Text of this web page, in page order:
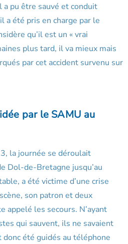
pu être sauvé et conduit
a été pris en charge par le
qu’il est un « vrai
plus tard, il va mieux mais
par cet accident survenu sur
par le SAMU au
la journée se déroulait
Dol-de-Bretagne jusqu’au
a été victime d’une crise
son patron et deux
appelé les secours. N’ayant
qui sauvent, ils ne savaient
été guidés au téléphone